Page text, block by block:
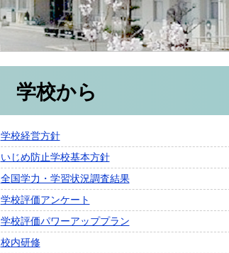
学校から
学校経営方針
いじめ防止学校基本方針
全国学力・学習状況調査結果
学校評価アンケート
学校評価パワーアッププラン
校内研修